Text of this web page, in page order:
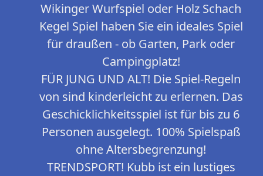
Wikinger Wurfspiel oder Holz Schach
Kegel Spiel haben Sie ein ideales Spiel
für draußen - ob Garten, Park oder
Campingplatz!
FÜR JUNG UND ALT! Die Spiel-Regeln
von sind kinderleicht zu erlernen. Das
Geschicklichkeitsspiel ist für bis zu 6
Personen ausgelegt. 100% Spielspaß
ohne Altersbegrenzung!
TRENDSPORT! Kubb ist ein lustiges